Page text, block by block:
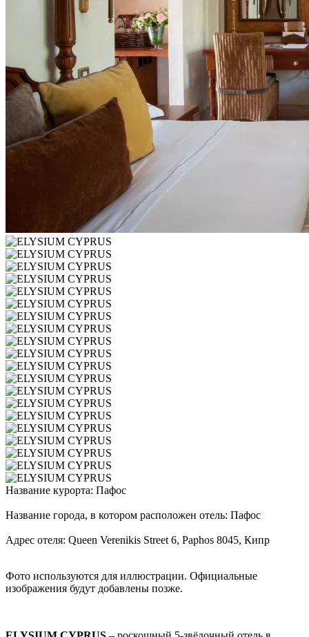
Название курорта: Пафос
Название города, в котором расположен отель: Пафос
Адрес отеля: Queen Verenikis Street 6, Paphos 8045, Кипр
Фото используются для иллюстрации. Официальные
изображения будут добавлены позже.